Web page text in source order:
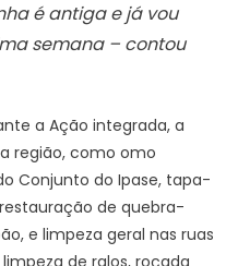
é antiga e já vou
semana – contou
a Ação integrada, a
região, como omo
Conjunto do Ipase, tapa-
de quebra-
e limpeza geral nas ruas
de ralos, roçada